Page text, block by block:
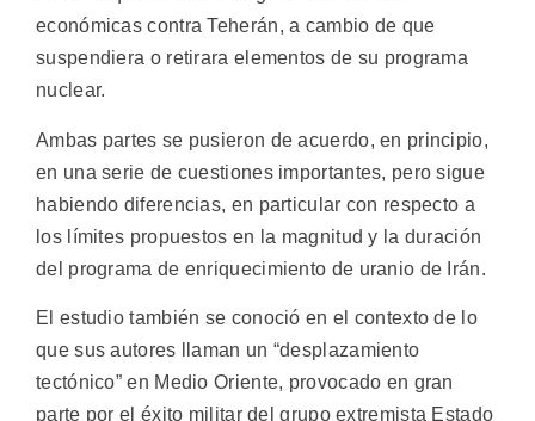
económicas contra Teherán, a cambio de que
suspendiera o retirara elementos de su programa
nuclear.
Ambas partes se pusieron de acuerdo, en principio,
en una serie de cuestiones importantes, pero sigue
habiendo diferencias, en particular con respecto a
los límites propuestos en la magnitud y la duración
del programa de enriquecimiento de uranio de Irán.
El estudio también se conoció en el contexto de lo
que sus autores llaman un “desplazamiento
tectónico” en Medio Oriente, provocado en gran
parte por el éxito militar del grupo extremista Estado